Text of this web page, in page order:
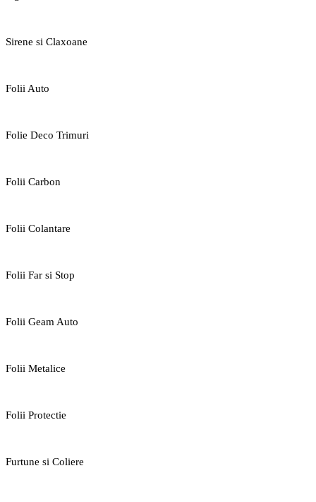
Sirene si Claxoane
Folii Auto
Folie Deco Trimuri
Folii Carbon
Folii Colantare
Folii Far si Stop
Folii Geam Auto
Folii Metalice
Folii Protectie
Furtune si Coliere